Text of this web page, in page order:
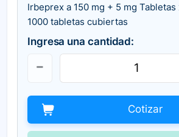
Irbeprex a 150 mg + 5 mg Tabletas
1000 tabletas cubiertas
Ingresa una cantidad:
Cotizar